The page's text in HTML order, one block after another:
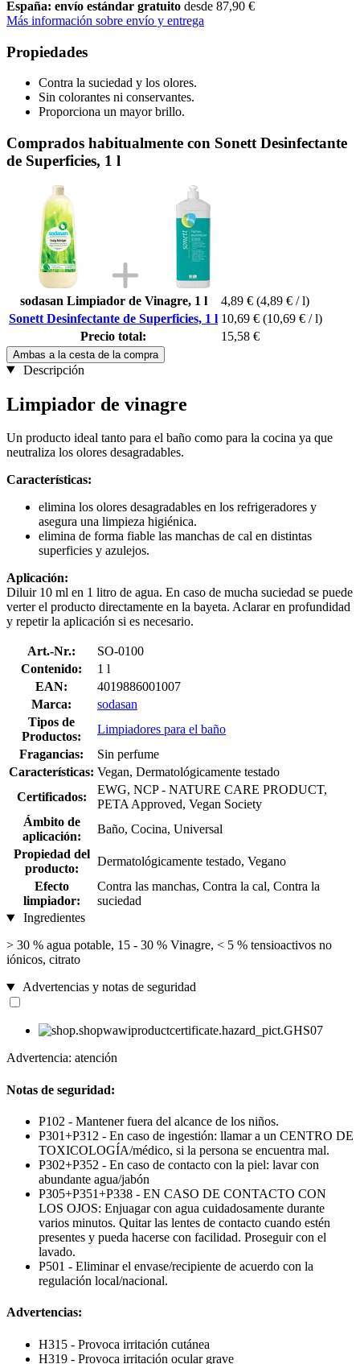
España: envío estándar gratuito desde 87,90 €
Más información sobre envío y entrega
Propiedades
Contra la suciedad y los olores.
Sin colorantes ni conservantes.
Proporciona un mayor brillo.
Comprados habitualmente con Sonett Desinfectante
de Superficies, 1 l
sodasan Limpiador de Vinagre, 1 l 4,89 € (4,89 € / l)
Sonett Desinfectante de Superficies, 1 l 10,69 € (10,69 € / l)
Precio total:
15,58 €
Ambas a la cesta de la compra
Descripción
Limpiador de vinagre
Un producto ideal tanto para el baño como para la cocina ya que
neutraliza los olores desagradables.
Características:
elimina los olores desagradables en los refrigeradores y
asegura una limpieza higiénica.
elimina de forma fiable las manchas de cal en distintas
superficies y azulejos.
Aplicación:
Diluir 10 ml en 1 litro de agua. En caso de mucha suciedad se puede
verter el producto directamente en la bayeta. Aclarar en profundidad
y repetir la aplicación si es necesario.
Art.-Nr.:
SO-0100
Contenido:
1 l
EAN:
4019886001007
Marca:
sodasan
Tipos de
Productos:
Limpiadores para el baño
Fragancias:
Sin perfume
Características: Vegan, Dermatológicamente testado
Certificados:
EWG, NCP - NATURE CARE PRODUCT,
PETA Approved, Vegan Society
Ámbito de
aplicación:
Baño, Cocina, Universal
Propiedad del
producto:
Dermatológicamente testado, Vegano
Efecto
limpiador:
Contra las manchas, Contra la cal, Contra la
suciedad
Ingredientes
> 30 % agua potable, 15 - 30 % Vinagre, < 5 % tensioactivos no
iónicos, citrato
Advertencias y notas de seguridad
Advertencia: atención
Notas de seguridad:
P102 - Mantener fuera del alcance de los niños.
P301+P312 - En caso de ingestión: llamar a un CENTRO DE
TOXICOLOGÍA/médico, si la persona se encuentra mal.
P302+P352 - En caso de contacto con la piel: lavar con
abundante agua/jabón
P305+P351+P338 - EN CASO DE CONTACTO CON
LOS OJOS: Enjuagar con agua cuidadosamente durante
varios minutos. Quitar las lentes de contacto cuando estén
presentes y pueda hacerse con facilidad. Proseguir con el
lavado.
P501 - Eliminar el envase/recipiente de acuerdo con la
regulación local/nacional.
Advertencias:
H315 - Provoca irritación cutánea
H319 - Provoca irritación ocular grave